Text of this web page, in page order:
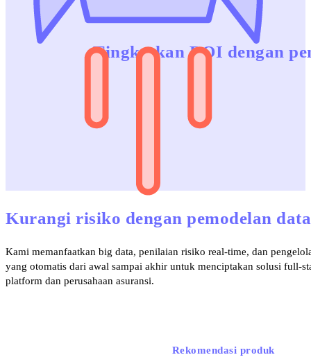
Tingkatkan ROI dengan
Kurangi risiko dengan pemodelan
Kami memanfaatkan big data, penilaian risiko real-time, dan
yang otomatis dari awal sampai akhir untuk menciptakan solusi full-
platform dan perusahaan asuransi.
Rekomendasi produk